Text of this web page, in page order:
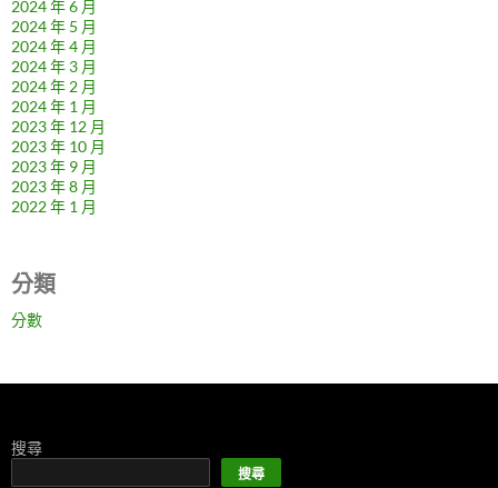
2024 年 6 月
2024 年 5 月
2024 年 4 月
2024 年 3 月
2024 年 2 月
2024 年 1 月
2023 年 12 月
2023 年 10 月
2023 年 9 月
2023 年 8 月
2022 年 1 月
分類
分數
搜尋
搜尋